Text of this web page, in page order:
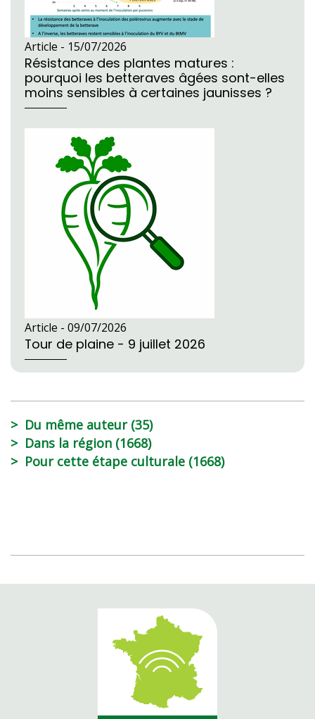
Article - 15/07/2026
Résistance des plantes matures :
pourquoi les betteraves âgées sont-elles
moins sensibles à certaines jaunisses ?
Article - 09/07/2026
Tour de plaine - 9 juillet 2026
Du même auteur (35)
Dans la région (1668)
Pour cette étape culturale (1668)